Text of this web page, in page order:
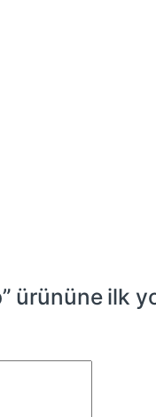
ürününe ilk